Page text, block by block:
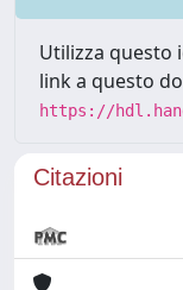
Utilizza questo
link a questo
https://
Citazioni